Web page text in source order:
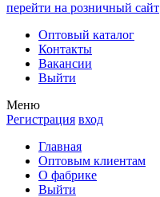
перейти на розничный сайт
Оптовый каталог
Контакты
Вакансии
Выйти
Меню
Регистрация вход
Главная
Оптовым клиентам
О фабрике
Выйти